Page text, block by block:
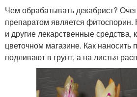
Чем обрабатывать декабрист?
препаратом является
и другие лекарственные средства,
цветочном магазине. Как наносить
подливают в грунт, а на листья